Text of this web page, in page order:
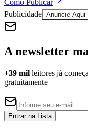
Como Publicar
Publicidade Anuncie Aqui
A newsletter
+39 mil leitores já
gratuitamente
Entrar na Lista